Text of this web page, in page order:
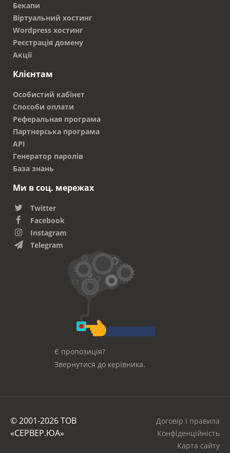
Бекапи
Віртуальний хостинг
Wordpress хостинг
Реєстрація домену
Акції
Клієнтам
Особистий кабінет
Способи оплати
Реферальная програма
Партнерська програма
API
Генератор паролів
База знань
Ми в соц. мережах
Twitter
Facebook
Instagram
Telegram
Є пропозиція?
Звернутися до керівника.
© 2001-2026 ТОВ
«СЕРВЕР.ЮА»
Договір і правила
Конфіденційність
Карта сайту